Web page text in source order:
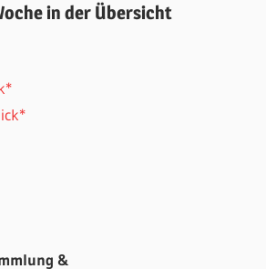
in der Übersicht
&